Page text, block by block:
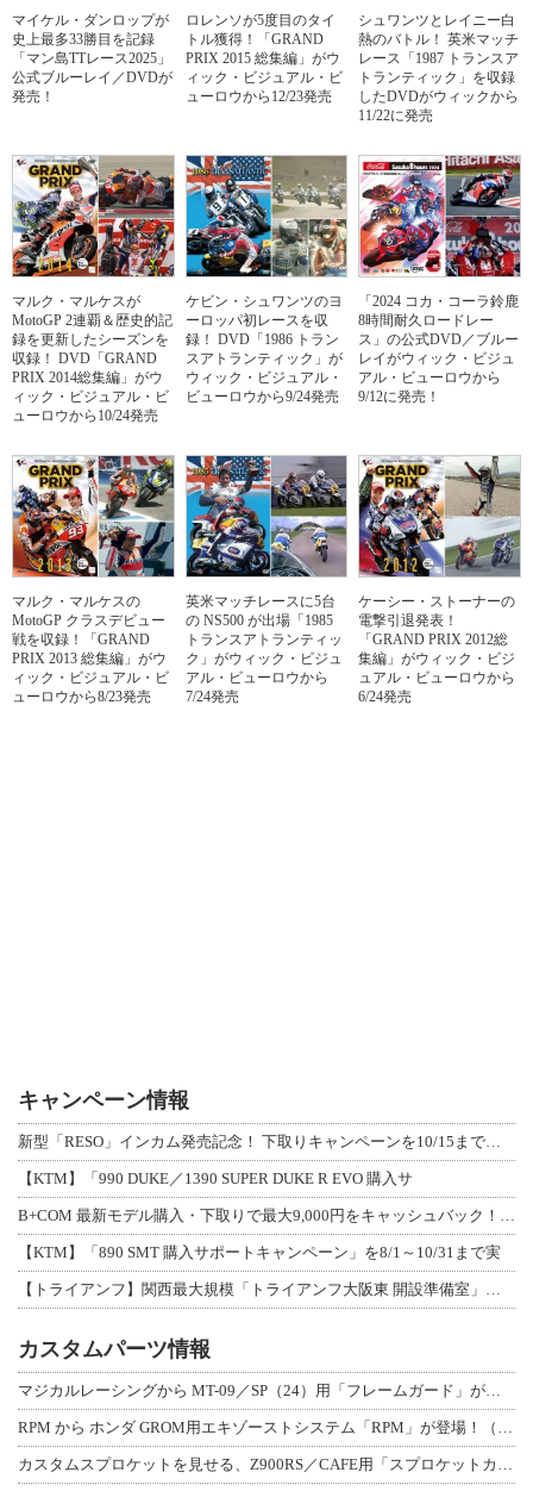
マイケル・ダンロップが
史上最多33勝目を記録
「マン島TTレース2025」
公式ブルーレイ／DVDが
発売！
ロレンソが5度目のタイ
トル獲得！「GRAND
PRIX 2015 総集編」がウ
ィック・ビジュアル・ビ
ューロウから12/23発売
シュワンツとレイニー白
熱のバトル！ 英米マッチ
レース「1987 トランスア
トランティック」を収録
したDVDがウィックから
11/22に発売
マルク・マルケスが
MotoGP 2連覇＆歴史的記
録を更新したシーズンを
収録！ DVD「GRAND
PRIX 2014総集編」がウ
ィック・ビジュアル・ビ
ューロウから10/24発売
ケビン・シュワンツのヨ
ーロッパ初レースを収
録！ DVD「1986 トラン
スアトランティック」が
ウィック・ビジュアル・
ビューロウから9/24発売
「2024 コカ・コーラ鈴鹿
8時間耐久ロードレー
ス」の公式DVD／ブルー
レイがウィック・ビジュ
アル・ビューロウから
9/12に発売！
マルク・マルケスの
MotoGP クラスデビュー
戦を収録！「GRAND
PRIX 2013 総集編」がウ
ィック・ビジュアル・ビ
ューロウから8/23発売
英米マッチレースに5台
の NS500 が出場「1985
トランスアトランティッ
ク」がウィック・ビジュ
アル・ビューロウから
7/24発売
ケーシー・ストーナーの
電撃引退発表！
「GRAND PRIX 2012総
集編」がウィック・ビジ
ュアル・ビューロウから
6/24発売
キャンペーン情報
新型「RESO」インカム発売記念！ 下取りキャンペーンを10/15まで延長して開
【KTM】「990 DUKE／1390 SUPER DUKE R EVO 購入サ
B+COM 最新モデル購入・下取りで最大9,000円をキャッシュバック！「B+F
【KTM】「890 SMT 購入サポートキャンペーン」を8/1～10/31まで実
【トライアンフ】関西最大規模「トライアンフ大阪東 開設準備室」がオープン！ 限定
カスタムパーツ情報
マジカルレーシングから MT-09／SP（24）用「フレームガード」が登場！
RPM から ホンダ GROM用エキゾーストシステム「RPM」が登場！（動画あり
カスタムスプロケットを見せる、Z900RS／CAFE用「スプロケットカバーフルキ